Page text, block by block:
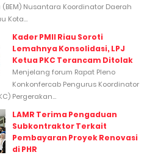
Nusantara Koordinator Daerah
Kota...
Kader PMII Riau Soroti
Lemahnya Konsolidasi, LPJ
Ketua PKC Terancam Ditolak
Menjelang forum Rapat Pleno
Konkonfercab Pengurus Koordinator
Pergerakan...
LAMR Terima Pengaduan
Subkontraktor Terkait
Pembayaran Proyek Renovasi
di PHR